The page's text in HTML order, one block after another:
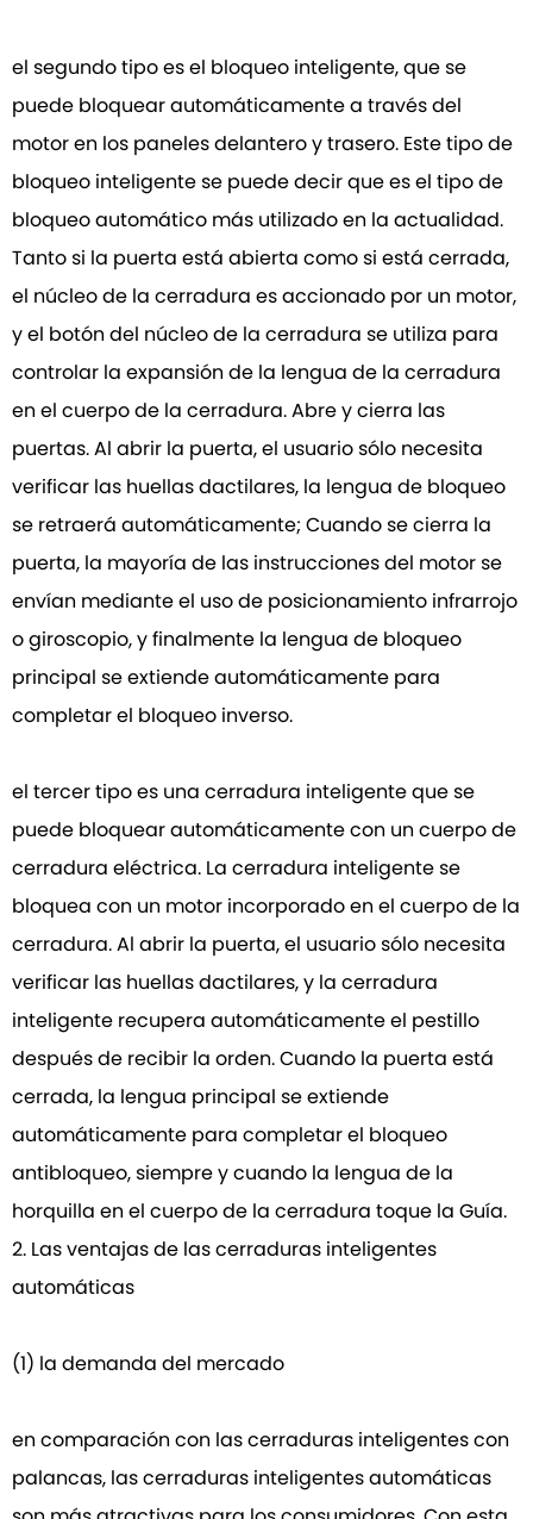
el segundo tipo es el bloqueo inteligente, que se
puede bloquear automáticamente a través del
motor en los paneles delantero y trasero. Este tipo de
bloqueo inteligente se puede decir que es el tipo de
bloqueo automático más utilizado en la actualidad.
Tanto si la puerta está abierta como si está cerrada,
el núcleo de la cerradura es accionado por un motor,
y el botón del núcleo de la cerradura se utiliza para
controlar la expansión de la lengua de la cerradura
en el cuerpo de la cerradura. Abre y cierra las
puertas. Al abrir la puerta, el usuario sólo necesita
verificar las huellas dactilares, la lengua de bloqueo
se retraerá automáticamente; Cuando se cierra la
puerta, la mayoría de las instrucciones del motor se
envían mediante el uso de posicionamiento infrarrojo
o giroscopio, y finalmente la lengua de bloqueo
principal se extiende automáticamente para
completar el bloqueo inverso.
el tercer tipo es una cerradura inteligente que se
puede bloquear automáticamente con un cuerpo de
cerradura eléctrica. La cerradura inteligente se
bloquea con un motor incorporado en el cuerpo de la
cerradura. Al abrir la puerta, el usuario sólo necesita
verificar las huellas dactilares, y la cerradura
inteligente recupera automáticamente el pestillo
después de recibir la orden. Cuando la puerta está
cerrada, la lengua principal se extiende
automáticamente para completar el bloqueo
antibloqueo, siempre y cuando la lengua de la
horquilla en el cuerpo de la cerradura toque la Guía.
2. Las ventajas de las cerraduras inteligentes
automáticas
(1) la demanda del mercado
en comparación con las cerraduras inteligentes con
palancas, las cerraduras inteligentes automáticas